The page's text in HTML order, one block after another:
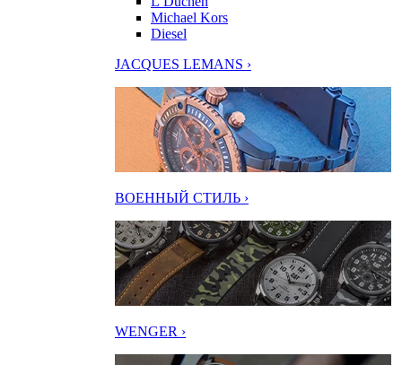
Michael Kors
Diesel
JACQUES LEMANS ›
ВОЕННЫЙ СТИЛЬ ›
WENGER ›